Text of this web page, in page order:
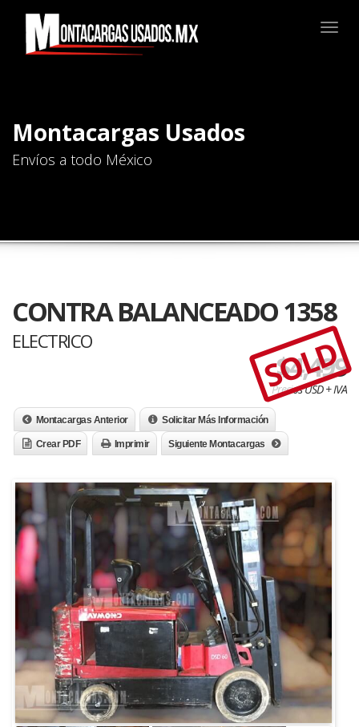
Montacargas Usados
Envíos a todo México
CONTRA BALANCEADO 1358
ELECTRICO
$4,499
Precios USD + IVA
SOLD
Montacargas Anterior Solicitar Más Información
Crear PDF Imprimir Siguiente Montacargas